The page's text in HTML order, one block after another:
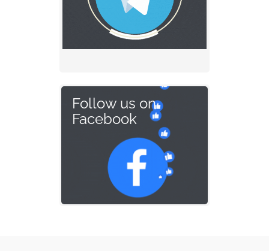
Follow us on
Facebook